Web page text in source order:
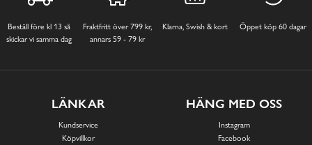
Beställ före kl 13 så
skickar vi samma dag
Fraktfritt över 799 kr,
annars 59 - 79 kr
Klarna, Swish & kort Öppet köp 60 dagar
LÄNKAR
Kundservice
Köpvillkor
HÄNG MED OSS
Instagram
Facebook